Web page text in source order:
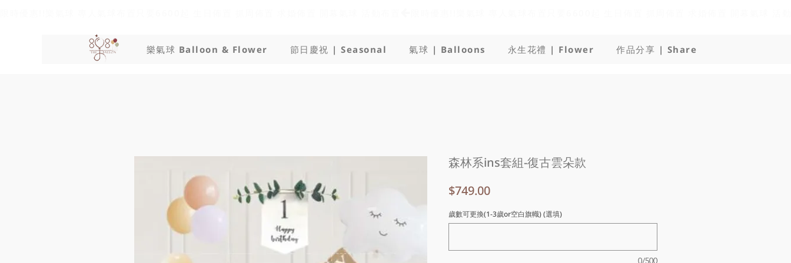
樂氣球 Balloon & Flower 節日慶祝 | Seasonal 氣球 | Balloons 永生花禮 | Flower 作品分享 | Share
森林系ins套組-復古雲朵款
$749.00價
歲數可更換(1-3歲or空白旗幟) (選填)
0/500